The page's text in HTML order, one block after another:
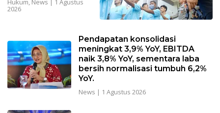
2026
Pendapatan konsolidasi
meningkat 3,9% YoY, EBITDA
naik 3,8% YoY, sementara laba
bersih normalisasi tumbuh 6,2%
YoY.
News | 1 Agustus 2026